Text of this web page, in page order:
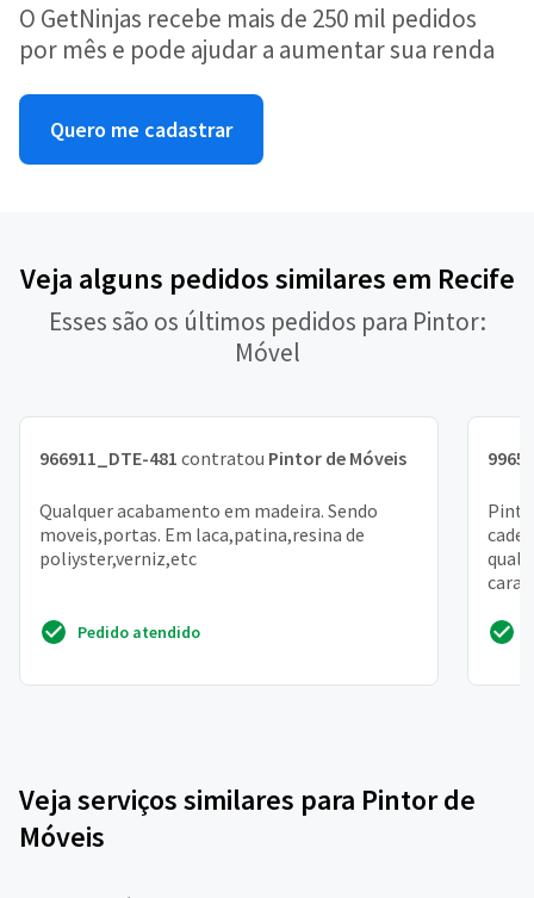
O GetNinjas recebe mais de 250 mil pedidos
por mês e pode ajudar a aumentar sua renda
Quero me cadastrar
Veja alguns pedidos similares em Recife
Esses são os últimos pedidos para Pintor:
Móvel
966911_DTE-481 contratou Pintor de Móveis
Qualquer acabamento em madeira. Sendo
moveis,portas. Em laca,patina,resina de
poliyster,verniz,etc
Pedido atendido
cara
Veja serviços similares para Pintor de
Móveis